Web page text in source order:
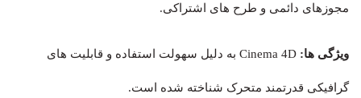
مجوزهای دائمی و طرح های اشتراکی.
ویژگی ها: Cinema 4D به دلیل سهولت استفاده و قابلیت های
گرافیکی قدرتمند متحرک شناخته شده است.